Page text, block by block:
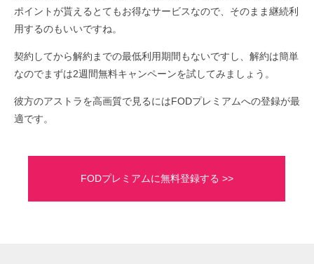
ポイントが貰えるとてもお得なサービスなので、そのまま継続利
用するのもいいですね。
契約してから解約までの最低利用期間もないですし、解約は簡単
なのでまずは2週間無料キャンペーンを試してみましょう。
彼方のアストラを高画質で見るにはFODプレミアムへの登録が最
適です。
FODプレミアムに無料登録する >>